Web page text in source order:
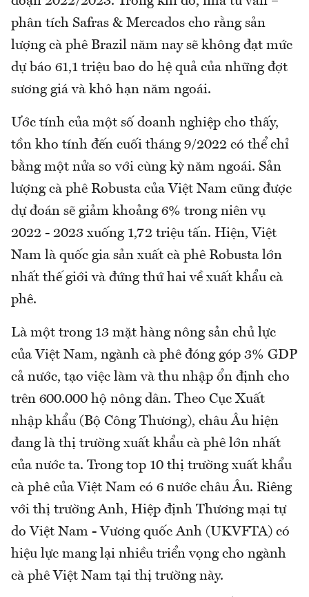
phân tích Safras & Mercados cho rằng sản
lượng cà phê Brazil năm nay sẽ không đạt mức
dự báo 61,1 triệu bao do hệ quả của những đợt
sương giá và khô hạn năm ngoái.
Ước tính của một số doanh nghiệp cho thấy,
tồn kho tính đến cuối tháng 9/2022 có thể chỉ
bằng một nửa so với cùng kỳ năm ngoái. Sản
lượng cà phê Robusta của Việt Nam cũng được
dự đoán sẽ giảm khoảng 6% trong niên vụ
2022 - 2023 xuống 1,72 triệu tấn. Hiện, Việt
Nam là quốc gia sản xuất cà phê Robusta lớn
nhất thế giới và đứng thứ hai về xuất khẩu cà
phê.
Là một trong 13 mặt hàng nông sản chủ lực
của Việt Nam, ngành cà phê đóng góp 3% GDP
cả nước, tạo việc làm và thu nhập ổn định cho
trên 600.000 hộ nông dân. Theo Cục Xuất
nhập khẩu (Bộ Công Thương), châu Âu hiện
đang là thị trường xuất khẩu cà phê lớn nhất
của nước ta. Trong top 10 thị trường xuất khẩu
cà phê của Việt Nam có 6 nước châu Âu. Riêng
với thị trường Anh, Hiệp định Thương mại tự
do Việt Nam - Vương quốc Anh (UKVFTA) có
hiệu lực mang lại nhiều triển vọng cho ngành
cà phê Việt Nam tại thị trường này.